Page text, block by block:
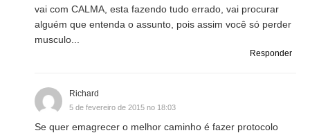
vai com CALMA, esta fazendo tudo errado, vai procurar
alguém que entenda o assunto, pois assim você só perder
musculo...
Responder
Richard
5 de fevereiro de 2015 no 18:03
Se quer emagrecer o melhor caminho é fazer protocolo